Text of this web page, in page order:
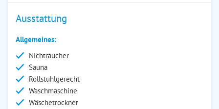
Ausstattung
Allgemeines:
Nichtraucher
Sauna
Rollstuhlgerecht
Waschmaschine
Wäschetrockner